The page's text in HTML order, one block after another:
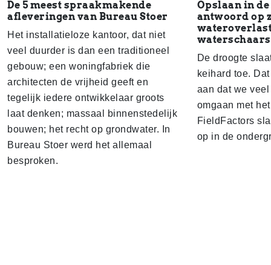
De 5 meest spraakmakende
afleveringen van Bureau Stoer
Het installatieloze kantoor, dat niet
veel duurder is dan een traditioneel
gebouw; een woningfabriek die
architecten de vrijheid geeft en
tegelijk iedere ontwikkelaar groots
laat denken; massaal binnenstedelijk
bouwen; het recht op grondwater. In
Bureau Stoer werd het allemaal
besproken.
Opslaan in
antwoord op
De droogte
keihard toe.
aan dat we
omgaan met
FieldFactors
op in de